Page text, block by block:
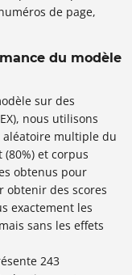
de page,
du modèle
sur des
nous utilisons
aléatoire multiple du
et corpus
obtenus pour
des scores
exactement les
sans les effets
243